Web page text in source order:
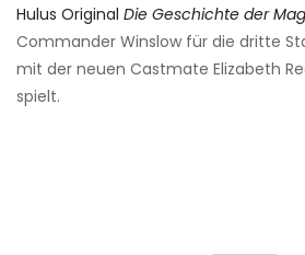
Hulus Original Die Geschichte der
Commander Winslow für die dritte
mit der neuen Castmate Elizabeth
spielt.